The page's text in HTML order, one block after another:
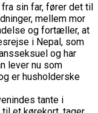
sin far, fører det til
mellem mor
og fortæller, at
i Nepal, som
og har
lever nu som
er husholderske
tante i